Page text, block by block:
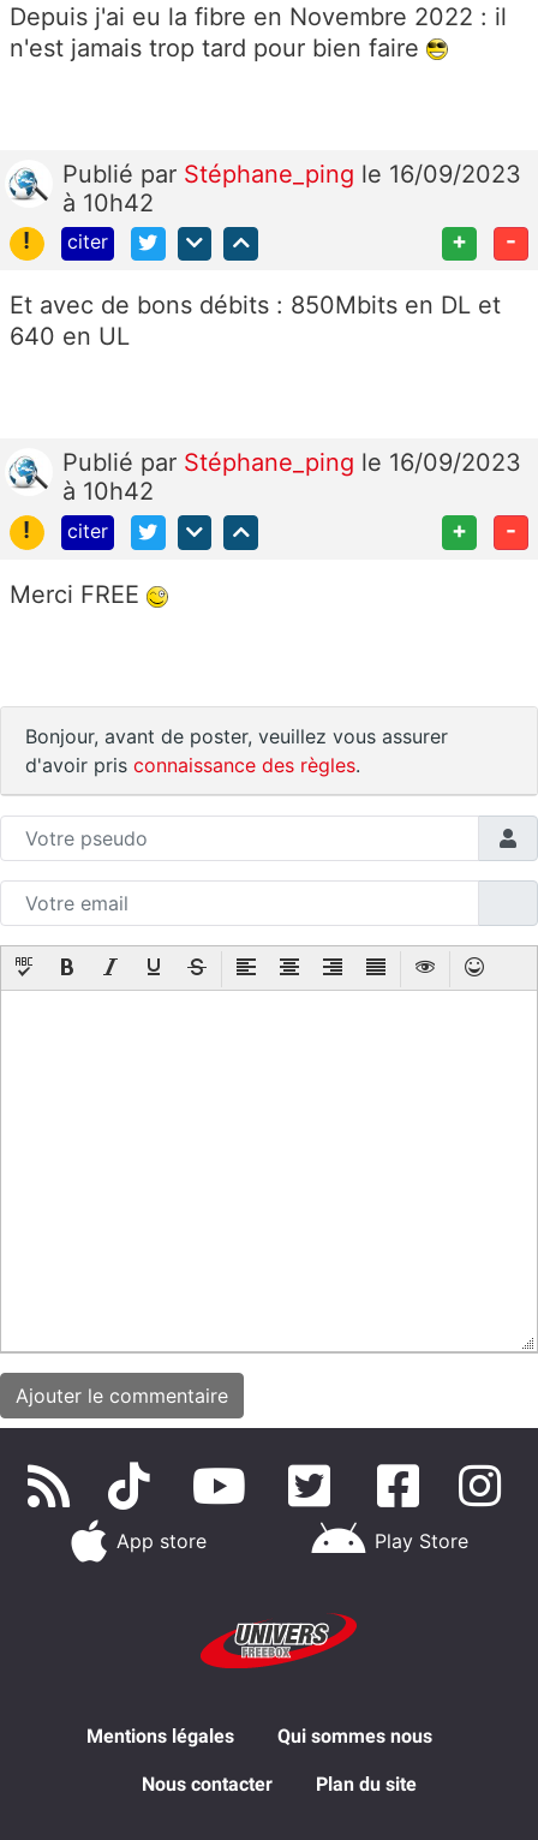
Depuis j'ai eu la fibre en Novembre 2022 : il
n'est jamais trop tard pour bien faire
Publié par Stéphane_ping le 16/09/2023
à 10h42
!
citer + -
Et avec de bons débits : 850Mbits en DL et
640 en UL
Publié par Stéphane_ping le 16/09/2023
à 10h42
!
citer + -
Merci FREE
Bonjour, avant de poster, veuillez vous assurer
d'avoir pris connaissance des règles.
App store Play Store
Mentions légales Qui sommes nous
Nous contacter Plan du site